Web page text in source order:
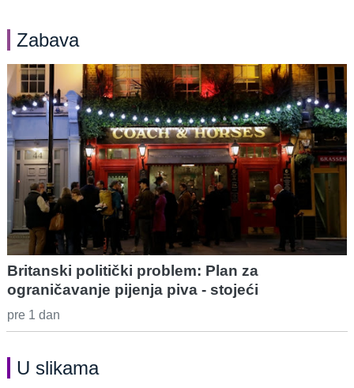
Zabava
Britanski politički problem: Plan za
ograničavanje pijenja piva - stojeći
pre 1 dan
U slikama